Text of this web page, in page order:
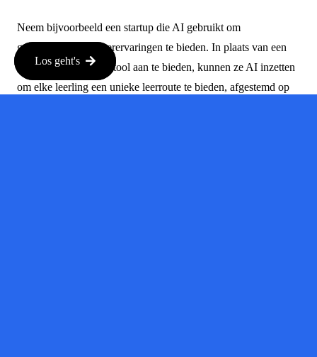
Neem bijvoorbeeld een startup die AI gebruikt om
gepersonaliseerde leerervaringen te bieden. In plaats van een
generieke educatieve tool aan te bieden, kunnen ze AI inzetten
om elke leerling een unieke leerroute te bieden, afgestemd op
Los geht's